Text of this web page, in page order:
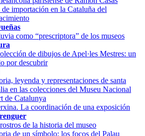
importación en la Cataluña del
como “prescriptora” de los museos
de dibujos de Apel·les Mestres: un
por descubrir
leyenda y representaciones de santa
en las colecciones del Museu Nacional
de Catalunya
La coordinación de una exposición
de la historia del museo
de un símbolo: los focos del Palau